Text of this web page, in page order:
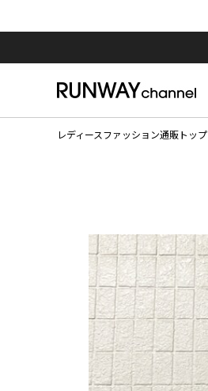
レディースファッション通販トップ